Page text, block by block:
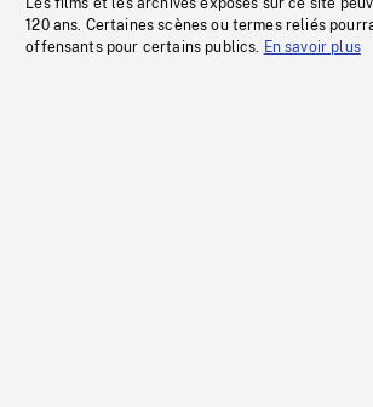
Les films et les archives exposés sur ce site
120 ans. Certaines scènes ou termes reliés
offensants pour certains publics. En savoir plus